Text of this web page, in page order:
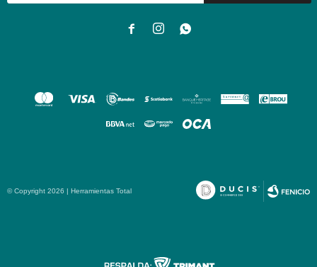
  
© Copyright 2026 | Herramientas Total